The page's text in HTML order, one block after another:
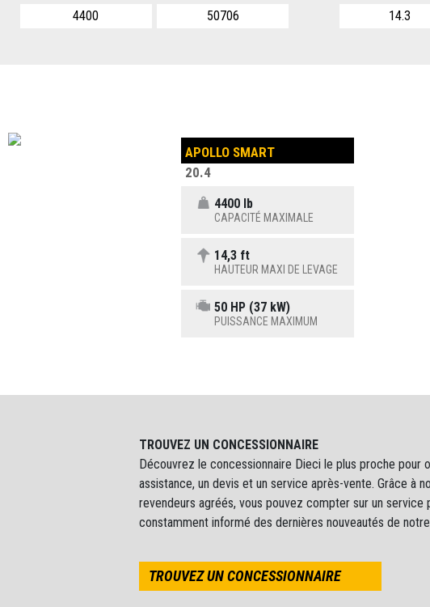
APOLLO SMART
20.4
4400 lb
CAPACITÉ MAXIMALE
14,3 ft
HAUTEUR MAXI DE LEVAGE
50 HP (37 kW)
PUISSANCE MAXIMUM
TROUVEZ UN CONCESSIONNAIRE
Découvrez le concessionnaire Dieci le plus proche pour
assistance, un devis et un service après-vente. Grâce à
revendeurs agréés, vous pouvez compter sur un service
constamment informé des dernières nouveautés de
TROUVEZ UN CONCESSIONNAIRE